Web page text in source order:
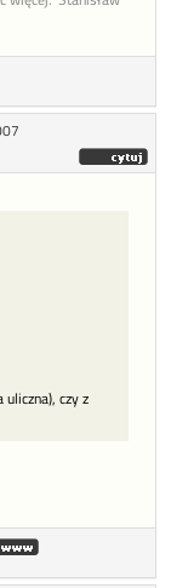
uliczna), czy z